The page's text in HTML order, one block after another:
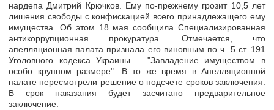
нардепа Дмитрий Крючков. Ему по-прежнему грозит 10,5 лет
лишения свободы с конфискацией всего принадлежащего ему
имущества. Об этом 18 мая сообщила Специализированная
антикоррупционная прокуратура. Отмечается, что
апелляционная палата признала его виновным по ч. 5 ст. 191
Уголовного кодекса Украины – "Завладение имуществом в
особо крупном размере". В то же время в Апелляционной
палате пересмотрели решение о подсчете сроков заключения.
В срок наказания будет засчитано предварительное
заключение: